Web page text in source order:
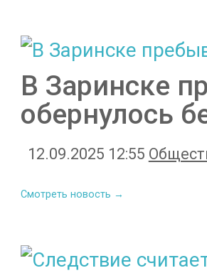
В Заринске
обернулось
12.09.2025 12:55
Смотреть новость →